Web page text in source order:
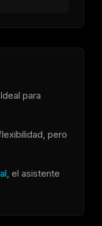
para
pero
, el asistente